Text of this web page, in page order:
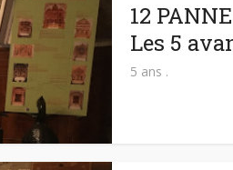
12
Les 5
5 ans .